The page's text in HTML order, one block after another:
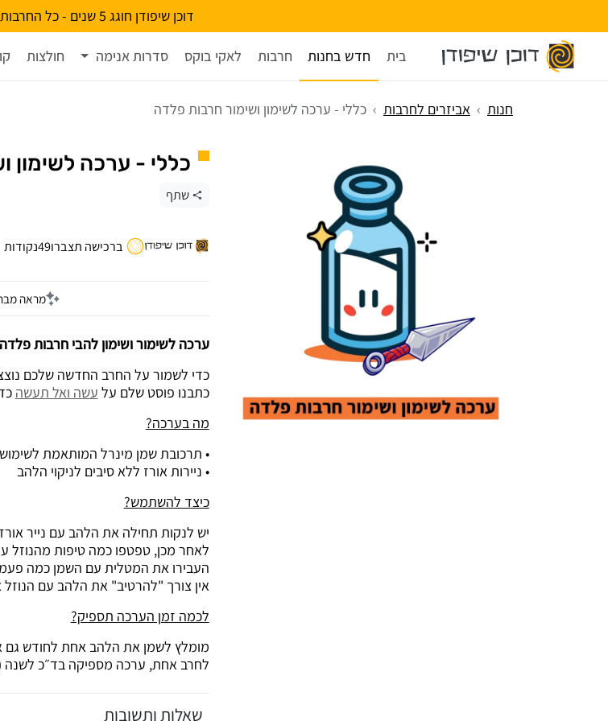
דוכן שיפודן חוגג 5 שנים - כל החרבות במבצע! ⭐
בית חדש בחנות חרבות לאקי בוקס סדרות אנימה חולצות
חנות אביזרים לחרבות כללי - ערכה לשימון ושימור חרבות פלדה
כללי - ערכה לשימון
שתף
ברכישה תצברו49נקודות
מראה
ערכה לשימור ושימון להבי חרבות פלדה
כדי לשמור על החרב החדשה שלכם
כתבנו פוסט שלם על עשה ואל תעשה
מה בערכה?
• תרכובת שמן מינרל המותאמת
• ניירות אורז ללא סיבים לניקוי הלהב
כיצד להשתמש?
יש לנקות תחילה את הלהב עם נייר
לאחר מכן, טפטפו כמה טיפות מהנוזל
העבירו את המטלית עם השמן כמה
אין צורך "להרטיב" את הלהב עם
לכמה זמן הערכה תספיק?
מומלץ לשמן את הלהב אחת לחודש גם
לחרב אחת, ערכה מספיקה בד״כ לשנה
שאלות ותשובות